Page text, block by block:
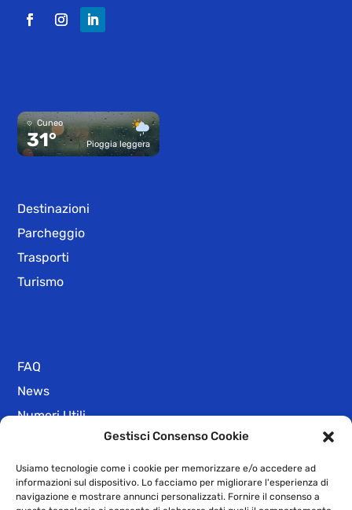
Gestisci Consenso Cookie
Usiamo tecnologie come i cookie per memorizzare e/o accedere ad
informazioni sul dispositivo. Lo facciamo per migliorare l'esperienza di
navigazione e mostrare annunci personalizzati. Fornire il consenso a
Cuneo
31° Pioggia leggera
Destinazioni
Parcheggio
Trasporti
Turismo
FAQ
News
Numeri Utili
Dichiarazione di Accessibilità